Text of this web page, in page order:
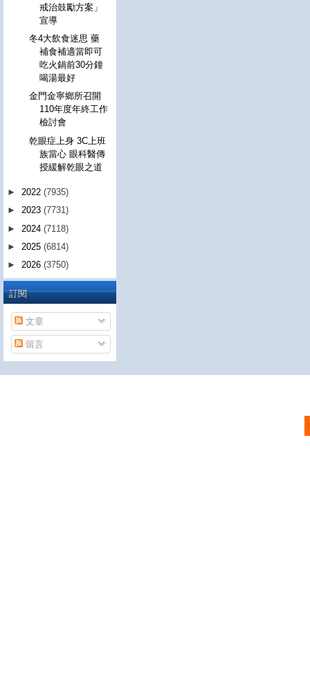
戒治鼓勵方案」
宣導
冬4大飲食迷思 藥
補食補適當即可
吃火鍋前30分鐘
喝湯最好
金門金寧鄉所召開
110年度年終工作
檢討會
乾眼症上身 3C上班
族當心 眼科醫傳
授緩解乾眼之道
► 2022 (7935)
► 2023 (7731)
► 2024 (7118)
► 2025 (6814)
► 2026 (3750)
訂閱
文章
留言